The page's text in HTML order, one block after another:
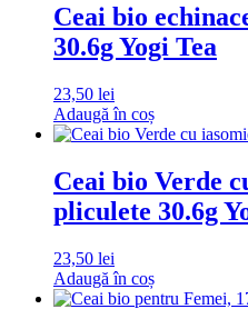
Ceai bio
30.6g Yogi Tea
23,50 lei
Adaugă în coș
Ceai bio Verde
pliculete 30.6g
23,50 lei
Adaugă în coș